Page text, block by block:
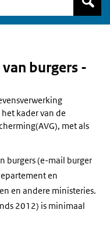
burgers -
kader van de
met als
burgers (e-mail burger
en
en andere ministeries.
2012) is minimaal